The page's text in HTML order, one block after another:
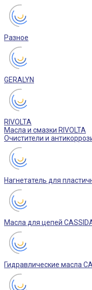
Разное
GERALYN
RIVOLTA
Масла и смазки RIVOLTA
Очистители и
Нагнетатель для
Масла для цепей CASSIDA
Гидравлические масла